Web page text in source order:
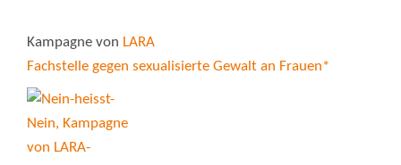
Kampagne von LARA
Fachstelle gegen sexualisierte Gewalt an Frauen*